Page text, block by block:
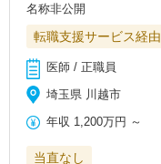
名称非公開
転職支援サービス経由
医師 / 正職員
埼玉県 川越市
年収 1,200万円 ～
当直なし